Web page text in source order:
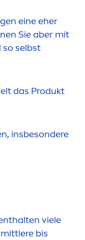
eine eher
Sie aber mit
so selbst
das Produkt
insbesondere
viele
bis